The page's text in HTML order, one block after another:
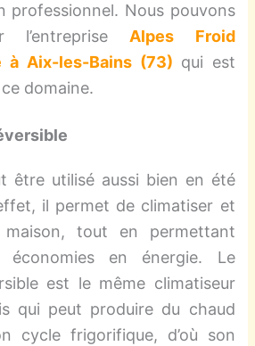
professionnel. Nous pouvons
l’entrepriseAlpes Froid
à Aix-les-Bains (73) qui est
domaine.
être utilisé aussi bien en été
il permet de climatiser et
tout en permettant
économies en énergie. Le
est le même climatiseur
qui peut produire du chaud
cycle frigorifique, d’où son